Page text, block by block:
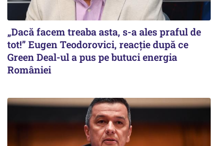
„Dacă facem treaba asta, s-a ales praful de
tot!” Eugen Teodorovici, reacție după ce
Green Deal-ul a pus pe butuci energia
României